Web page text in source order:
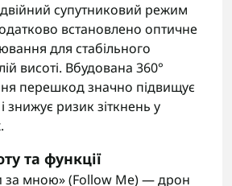
супутниковий режим
встановлено оптичне
для стабільного
висоті. Вбудована 360°
перешкод значно підвищує
знижує ризик зіткнень у
та функції
за мною» (Follow Me) — дрон